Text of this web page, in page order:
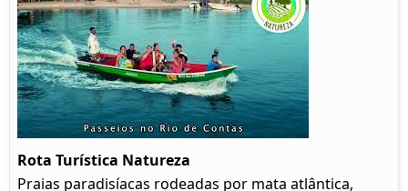
Rota Turística Natureza
Praias paradisíacas rodeadas por mata atlântica,